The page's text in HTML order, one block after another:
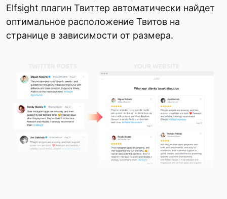
Elfsight плагин Твиттер автоматически найдет
оптимальное расположение Твитов на
странице в зависимости от размера.